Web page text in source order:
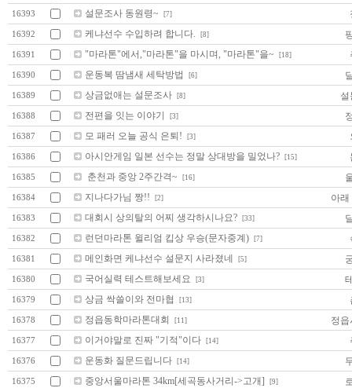
16393 설문조사 동원령~ [7]
16392 케냐선수 수입하려 합니다. [8]
16391 "마라톤"에서,"마라톤"을 마시며, "마라톤"을~ [18]
16390 운동복 땀냄새 세탁방법 [6]
16389 상금없애는 설문조사 [8] 설
16388 전편을 잇는 이야기 [3]
16387 모 패러 오늘 공식 은퇴! [3]
16386 아시안게임 일본 선수는 정말 상대방을 밀었나? [15]
16385 춘천과 중앙 2주간격~ [16]
16384 지나다가님 짱!! [2] 아
16383 대회시 상의탈의 어찌 생각하시나요? [33]
16382 런던마라톤 윌리엄 킵상 우승(문자중계) [7]
16381 메인화면 케냐선수 설문지 사라졌네 [5]
16380 국어실력 테스트해보세요 [3]
16379 상금 싹쓸이와 전마협 [13]
16378 정읍동학마라톤대회 [11] 정
16377 이거야말로 진짜 "기적"이다 [14]
16376 운동화 질문드립니다 [14]
16375 중앙서울마라톤 34km[세곡동사거리->고개] [9]